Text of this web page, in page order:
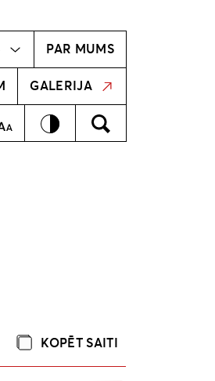
PAR MUMS
GALERIJA
izmērsKontrastsMeklēt
MEKLĒT
KOPĒT SAITI